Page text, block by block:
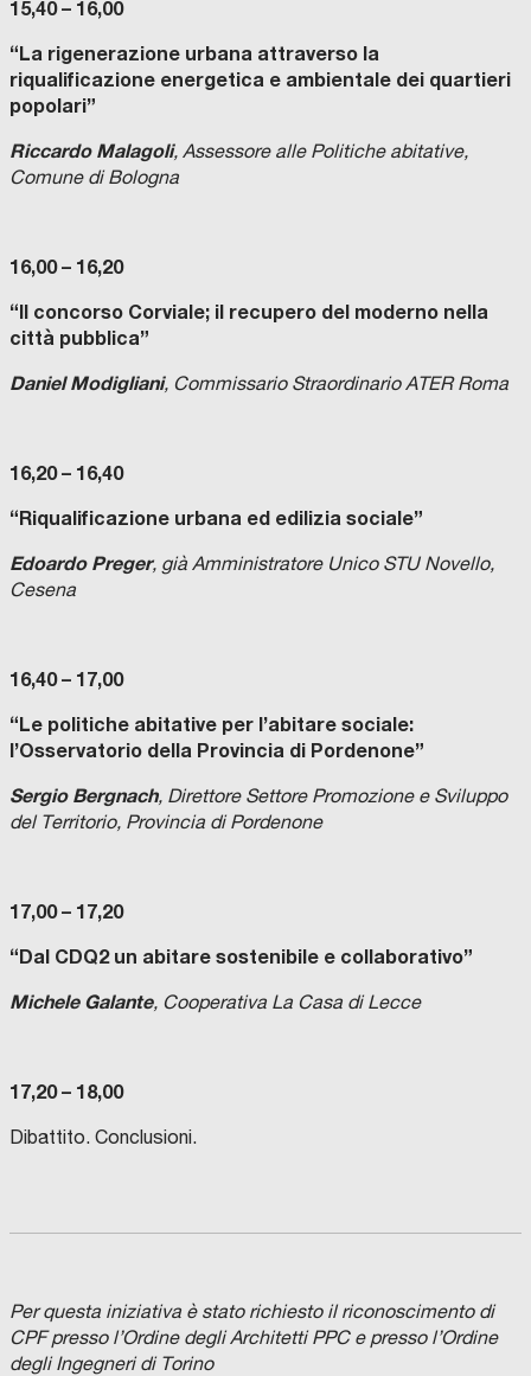
15,40 – 16,00
“La rigenerazione urbana attraverso la
riqualificazione energetica e ambientale dei quartieri
popolari”
Riccardo Malagoli, Assessore alle Politiche abitative,
Comune di Bologna
16,00 – 16,20
“Il concorso Corviale; il recupero del moderno nella
città pubblica”
Daniel Modigliani, Commissario Straordinario ATER Roma
16,20 – 16,40
“Riqualificazione urbana ed edilizia sociale”
Edoardo Preger, già Amministratore Unico STU Novello,
Cesena
16,40 – 17,00
“Le politiche abitative per l’abitare sociale:
l’Osservatorio della Provincia di Pordenone”
Sergio Bergnach, Direttore Settore Promozione e Sviluppo
del Territorio, Provincia di Pordenone
17,00 – 17,20
“Dal CDQ2 un abitare sostenibile e collaborativo”
Michele Galante, Cooperativa La Casa di Lecce
17,20 – 18,00
Dibattito. Conclusioni.
Per questa iniziativa è stato richiesto il riconoscimento di
CPF presso l’Ordine degli Architetti PPC e presso l’Ordine
degli Ingegneri di Torino